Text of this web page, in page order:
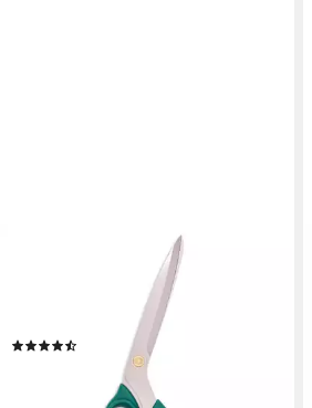
Haushaltsschere, (1-tlg), 23 cm lang,
Rostfreie 9" Edelstahlklinge,
Klingenstärke: 3.0mm
lieferbar - in 3-4 Werktagen bei dir